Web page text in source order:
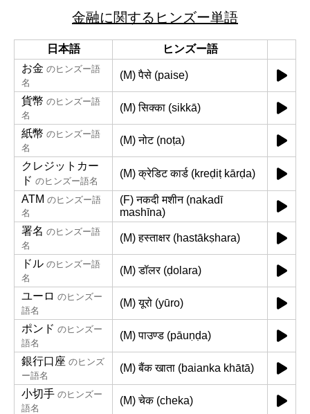
金融に関するヒンズー単語
日本語
ヒンズー語
お金 のヒンズー語
名
(M) पैसे (paise)
貨幣 のヒンズー語
名
(M) सिक्का (sikkā)
紙幣 のヒンズー語
名
(M) नोट (noṭa)
クレジットカー
ド のヒンズー語名
(M) क्रेडिट कार्ड (kreḍiṭ kārḍa)
ATM のヒンズー語
名
(F) नकदी मशीन (nakadī
mashīna)
署名 のヒンズー語
名
(M) हस्ताक्षर (hastākṣhara)
ドル のヒンズー語
名
(M) डॉलर (ḍolara)
ユーロ のヒンズー
語名
(M) यूरो (yūro)
ポンド のヒンズー
語名
(M) पाउण्ड (pāuṇḍa)
銀行口座 のヒンズ
ー語名
(M) बैंक खाता (baianka khātā)
小切手 のヒンズー
語名
(M) चेक (cheka)